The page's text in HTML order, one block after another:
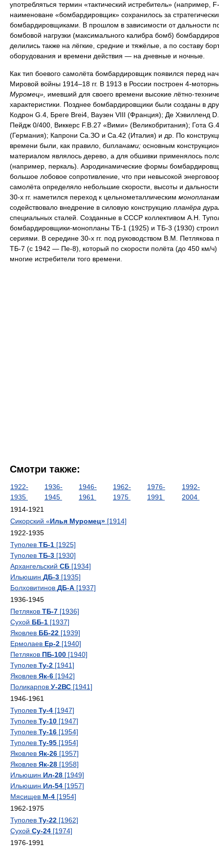
употребляться термин «тактический истребитель» (например,
наименоване «бомбардировщик» сохранилось за
бомбардировщиками. В прошлом в зависимости от дальности
бомбовой нагрузки (максимального калибра бомб)
делились также на лёгкие, средние и тяжёлые, а по составу
оборудования и времени действия — на дневные и ночные.
Как тип боевого самолёта бомбардировщик появился перед
Мировой войны 1914–18 гг. В 1913 в России построен 4-
Муромец», имевший для своего времени высокие лётно-
характеристики. Позднее бомбардировщики были созданы в
Кодрон G.4, Бреге Brei4, Ваузен VIII (Франция); Де Хэвилленд
Пейдж 0/400, Виккерс F.B.27 «Вими» (Великобритания); Гота
(Германия); Капрони Са.ЗО и Са.42 (Италия) и др. По
времени были, как правило, бипланами; основным
материалом являлось дерево, а для обшивки применялось
(например, перкаль). Аэродинамические формы
большое лобовое сопротивление, что при невысокой
самолёта определяло небольшие скорости, высоты и
30-х гг. наметился переход к цельнометаллическим
содействовало внедрение в силовую конструкцию планёра
специальных сталей. Созданные в СССР коллективом А.Н.
бомбардировщики-монопланы ТБ-1 (1925) и ТБ-3 (1930)
сериями. В середине 30-х гг. под руководством В.М. Петлякова
ТБ-7 (с 1942 — Пе-8), который по скорости полёта (до 450 км/ч)
многие истребители того времени.
Смотри также:
1922-
1935
1936-
1945
1946-
1961
1962-
1975
1976-
1991
1992-
2004
1914-1921
Сикорский «Илья Муромец» [1914]
1922-1935
Туполев ТБ-1 [1925]
Туполев ТБ-3 [1930]
Архангельский СБ [1934]
Ильюшин ДБ-3 [1935]
Болховитинов ДБ-А [1937]
1936-1945
Петляков ТБ-7 [1936]
Сухой ББ-1 [1937]
Яковлев ББ-22 [1939]
Ермолаев Ер-2 [1940]
Петляков ПБ-100 [1940]
Туполев Ту-2 [1941]
Яковлев Як-6 [1942]
Поликарпов У-2ВС [1941]
1946-1961
Туполев Ту-4 [1947]
Туполев Ту-10 [1947]
Туполев Ту-16 [1954]
Туполев Ту-95 [1954]
Яковлев Як-26 [1957]
Яковлев Як-28 [1958]
Ильюшин Ил-28 [1949]
Ильюшин Ил-54 [1957]
Мясищев М-4 [1954]
1962-1975
Туполев Ту-22 [1962]
Сухой Су-24 [1974]
1976-1991